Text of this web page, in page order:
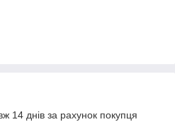
14 днів за рахунок покупця